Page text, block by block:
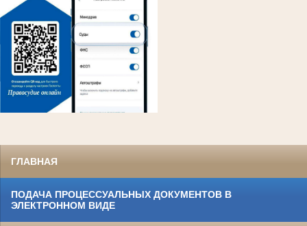
ГЛАВНАЯ
ПОДАЧА ПРОЦЕССУАЛЬНЫХ ДОКУМЕНТОВ В
ЭЛЕКТРОННОМ ВИДЕ